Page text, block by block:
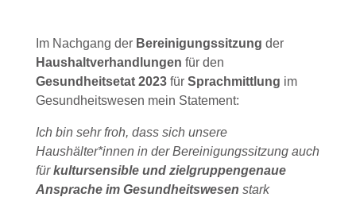
Im Nachgang der Bereinigungssitzung der
Haushaltverhandlungen für den
Gesundheitsetat 2023 für Sprachmittlung im
Gesundheitswesen mein Statement:
Ich bin sehr froh, dass sich unsere
Haushälter*innen in der Bereinigungssitzung auch
fürkultursensible und zielgruppengenaue
Ansprache im Gesundheitswesen stark